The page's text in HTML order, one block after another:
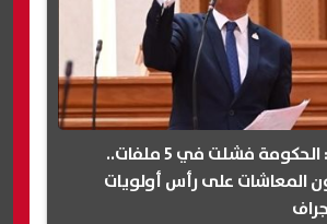
إيهاب منصور: الحكومة فشلت في 5 ملفات..
المعاشات على رأس أولويات